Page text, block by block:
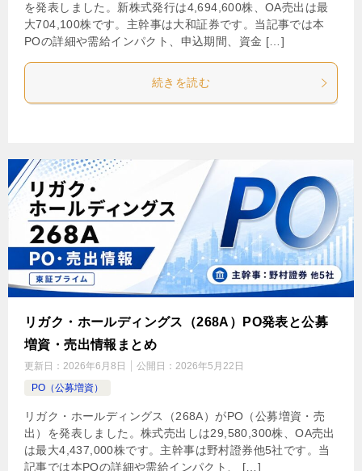
を発表しました。新株式発行は4,694,600株、OA売出は最
大704,100株です。主幹事は大和証券です。当記事では本
POの詳細や需給インパクト、申込期間、資金 […]
続きを読む
リガク・ホールディングス（268A）PO発表と公募
増資・売出情報まとめ
更新日： 2026年6月8日 公開日： 2026年5月22日
PO（公募増資）
リガク・ホールディングス（268A）がPO（公募増資・売
出）を発表しました。株式売出しは29,580,300株、OA売出
は最大4,437,000株です。主幹事は野村證券他5社です。当
記事では本POの詳細や需給インパクト、 […]